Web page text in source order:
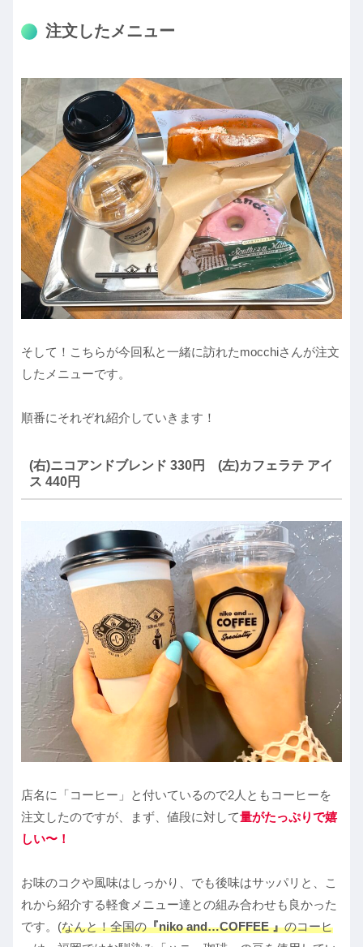
注文したメニュー
そして！こちらが今回私と一緒に訪れたmocchiさんが注文
したメニューです。
順番にそれぞれ紹介していきます！
(右)ニコアンドブレンド 330円 (左)カフェラテ アイ
ス 440円
店名に「コーヒー」と付いているので2人ともコーヒーを
注文したのですが、まず、値段に対して量がたっぷりで嬉
しい〜！
お味のコクや風味はしっかり、でも後味はサッパリと、こ
れから紹介する軽食メニュー達との組み合わせも良かった
です。(なんと！全国の『niko and…COFFEE 』のコーヒ